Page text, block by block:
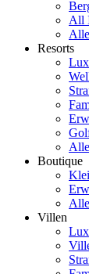
All
Resorts
Boutique
Villen